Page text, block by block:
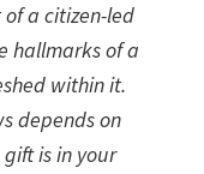
a citizen-led
hallmarks of a
within it.
depends on
is in your